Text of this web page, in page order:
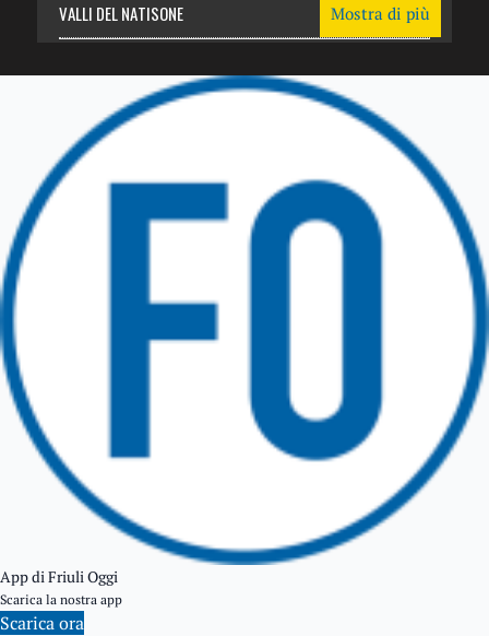
VALLI DEL NATISONE
TRICESIMO
TARCENTO
GEMONA DEL FRIULI
Mostra di più
App di Friuli Oggi
Scarica la nostra app
Scarica ora